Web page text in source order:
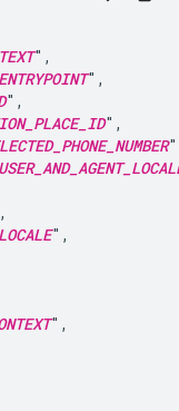
",
",
",
",
",
",